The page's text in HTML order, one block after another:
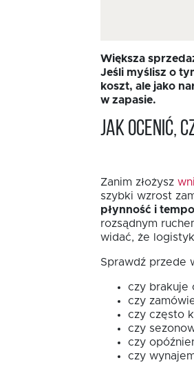
Większa
Jeśli myślisz o
koszt, ale jako
w zapasie.
Jak ocenić,
Zanim złożysz
szybki wzrost
płynność i
rozsądnym
widać, że
Sprawdź przede
czy brakuje
czy
czy często
czy
czy
czy